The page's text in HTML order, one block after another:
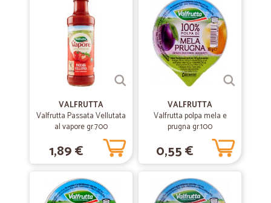
—
veloci e tutto ok
veloci e tutto ok
30/03/2020
—Simona M.
Tutto ok consegna anche molto veloce…
Tutto ok consegna anche molto veloce grazie
11/03/2020
Roberta T.
Ottimo servizio! Grazie mille
VALFRUTTA
Valfrutta Passata Vellutata
al vapore gr.700
1,89 €
VALFRUTTA
Valfrutta polpa mela e
prugna gr.100
0,55 €